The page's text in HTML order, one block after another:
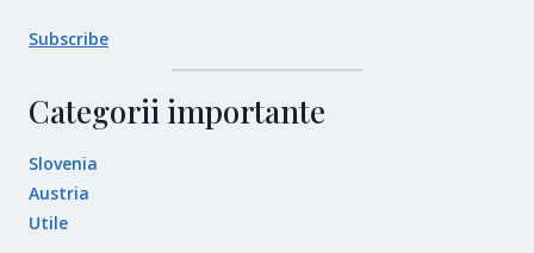
Subscribe
Categorii importante
Slovenia
Austria
Utile